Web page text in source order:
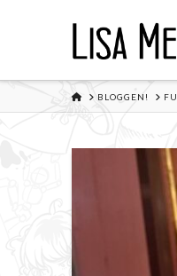
HOMEBLOGGEN!